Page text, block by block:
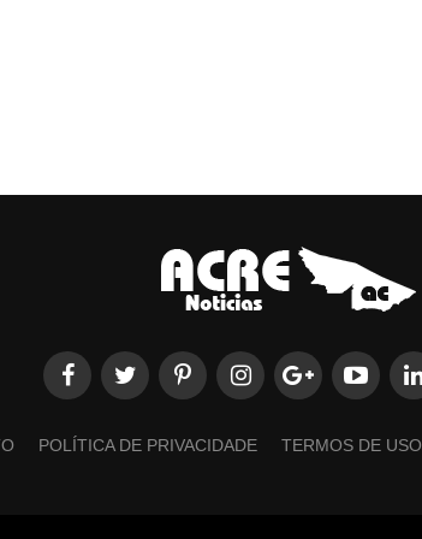
POLÍTICA DE PRIVACIDADE TERMOS DE USO